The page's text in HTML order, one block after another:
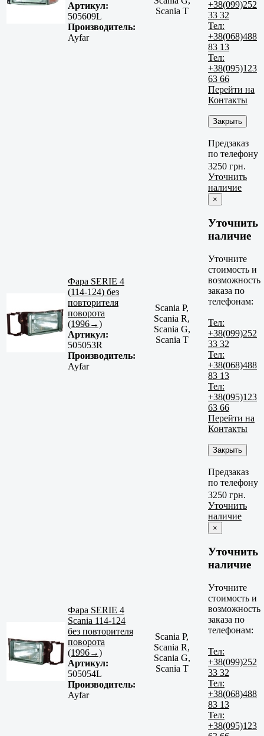
Артикул:
505609L
Производитель:
Ayfar
Scania T
+38(099)252
33 32
Тел:
+38(068)488
83 13
Тел:
+38(095)123
63 66
Перейти на
Контакты
Закрыть
Предзаказ
по телефону
Фара SERIE 4
(114-124) без
повторителя
поворота
(1996→)
Артикул:
505053R
Производитель:
Ayfar
Scania P,
Scania R,
Scania G,
Scania T
3250 грн.
Уточнить
наличие
×
Уточнить
наличие
Уточните
стоимость и
возможность
заказа по
телефонам:
Тел:
+38(099)252
33 32
Тел:
+38(068)488
83 13
Тел:
+38(095)123
63 66
Перейти на
Контакты
Закрыть
Предзаказ
по телефону
Фара SERIE 4
Scania 114-124
без повторителя
поворота
(1996→)
Артикул:
505054L
Производитель:
Ayfar
Scania P,
Scania R,
Scania G,
Scania T
3250 грн.
Уточнить
наличие
×
Уточнить
наличие
Уточните
стоимость и
возможность
заказа по
телефонам:
Тел:
+38(099)252
33 32
Тел:
+38(068)488
83 13
Тел:
+38(095)123